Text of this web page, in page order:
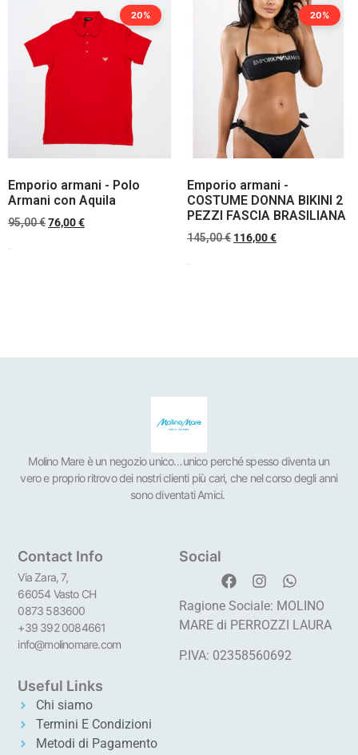
20%
Emporio armani - Polo
Armani con Aquila
95,00€76,00€
20%
Emporio armani -
COSTUME DONNA BIKINI 2
PEZZI FASCIA BRASILIANA
145,00€ 116,00€
Molino Mare è un negozio unico…unico perché spesso diventa un
vero e proprio ritrovo dei nostri clienti più cari, che nel corso degli anni
sono diventati Amici.
Contact Info
Via Zara, 7,
66054 Vasto CH
0873 583600
+39 392 0084661
info@molinomare.com
Social
Ragione Sociale: MOLINO
MARE di PERROZZI LAURA
P.IVA: 02358560692
Useful Links
Chi siamo
Termini E Condizioni
Metodi di Pagamento